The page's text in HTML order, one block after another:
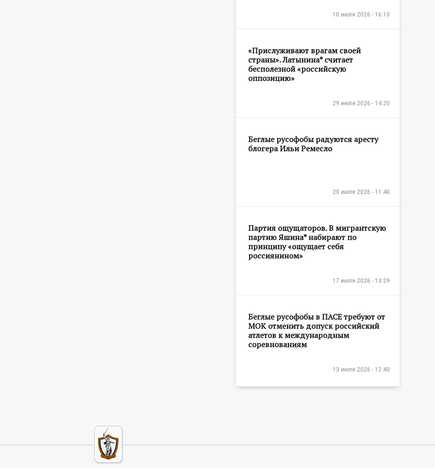
10 июля 2026 - 16:10
«Прислуживают врагам своей
страны». Латынина* считает
бесполезной «российскую
оппозицию»
29 июля 2026 - 14:20
Беглые русофобы радуются аресту
блогера Ильи Ремесло
20 июля 2026 - 11:40
Партия ощущаторов. В мигрантскую
партию Яшина* набирают по
принципу «ощущает себя
россиянином»
17 июля 2026 - 13:29
Беглые русофобы в ПАСЕ требуют от
МОК отменить допуск российский
атлетов к международным
соревнованиям
13 июля 2026 - 12:40